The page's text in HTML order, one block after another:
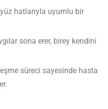
hatlarıyla uyumlu bir
sona erer, birey kendini
süreci sayesinde hasta